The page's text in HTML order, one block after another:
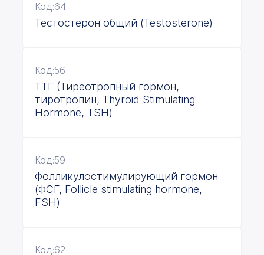
Код:64
Тестостерон общий (Testosterone)
Код:56
ТТГ (Тиреотропный гормон,
тиротропин, Thyroid Stimulating
Hormone, TSH)
Код:59
Фолликулостимулирующий гормон
(ФСГ, Follicle stimulating hormone,
FSH)
Код:62